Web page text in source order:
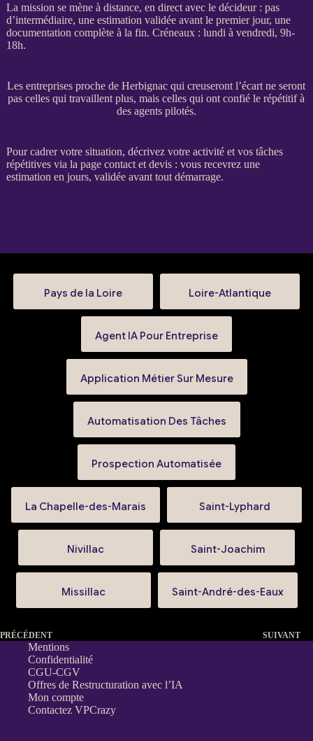
La mission se mène à distance, en direct avec le décideur : pas
d’intermédiaire, une estimation validée avant le premier jour, une
documentation complète à la fin. Créneaux : lundi à vendredi, 9h-
18h.
Les entreprises proche de Herbignac qui creuseront l’écart ne seront
pas celles qui travaillent plus, mais celles qui ont confié le répétitif à
des agents pilotés.
Pourcadrervotre situation, décrivez votre activité et vos tâches
répétitives via la page contact et devis: vous recevrez une
estimation en jours, validée avant tout démarrage.
Pays de la Loire Loire-Atlantique
Agent IA Pour Entreprise
Application Métier Sur Mesure
Automatisation Des Tâches
Prospection Automatisée
La Chapelle-des-Marais Saint-Lyphard
Nivillac Saint-Joachim
Missillac Saint-André-des-Eaux
PRÉCÉDENT SUIVANT
Mentions
Confidentialité
CGU-CGV
Offres de Restructuration avec l’IA
Mon compte
Contactez VPCrazy